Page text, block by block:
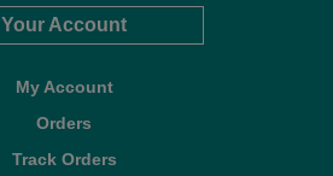
Your Account
My Account
Orders
Track Orders